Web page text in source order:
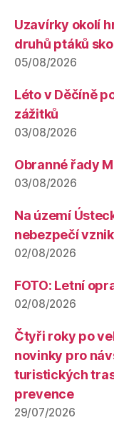
Uzavírky okolí
druhů ptáků
05/08/2026
Léto v Děčíně
zážitků
03/08/2026
Obranné řady
03/08/2026
Na území
nebezpečí
02/08/2026
FOTO: Letní
02/08/2026
Čtyři roky po
novinky pro
turistických
prevence
29/07/2026